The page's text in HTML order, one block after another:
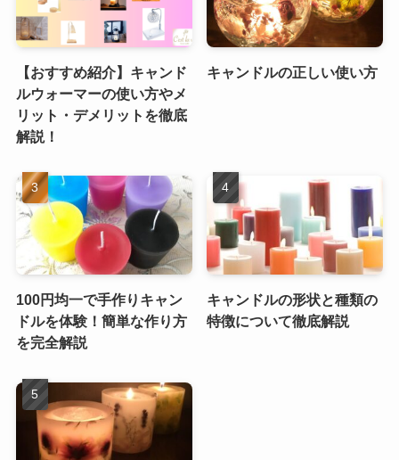
【おすすめ紹介】キャンド
ルウォーマーの使い方やメ
リット・デメリットを徹底
解説！
キャンドルの正しい使い方
100円均一で手作りキャン
ドルを体験！簡単な作り方
を完全解説
キャンドルの形状と種類の
特徴について徹底解説